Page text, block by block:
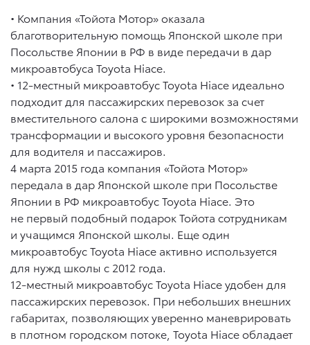
• Компания «Тойота Мотор» оказала
благотворительную помощь Японской школе при
Посольстве Японии в РФ в виде передачи в дар
микроавтобуса Toyota Hiace.
• 12-местный микроавтобус Toyota Hiace идеально
подходит для пассажирских перевозок за счет
вместительного салона с широкими возможностями
трансформации и высокого уровня безопасности
для водителя и пассажиров.
4 марта 2015 года компания «Тойота Мотор»
передала в дар Японской школе при Посольстве
Японии в РФ микроавтобус Toyota Hiace. Это
не первый подобный подарок Тойота сотрудникам
и учащимся Японской школы. Еще один
микроавтобус Toyota Hiace активно используется
для нужд школы с 2012 года.
12-местный микроавтобус Toyota Hiace удобен для
пассажирских перевозок. При небольших внешних
габаритах, позволяющих уверенно маневрировать
в плотном городском потоке, Toyota Hiace обладает